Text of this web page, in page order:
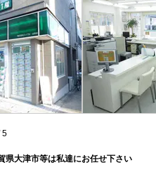
5
県大津市等は私達にお任せ下さい